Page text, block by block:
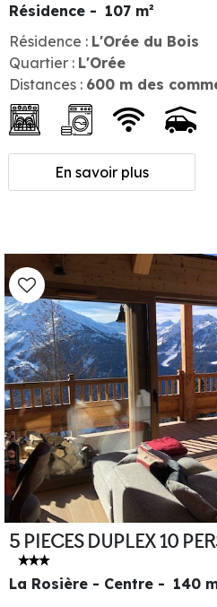
Résidence
107 m²
Résidence : L'Orée du Bois
Quartier : L'Orée
Distances : 600 m des
En savoir plus
5 PIECES DUPLEX 10
La Rosière - Centre 140